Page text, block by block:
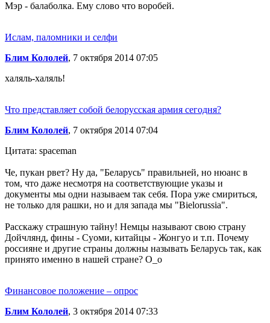
Мэр - балаболка. Ему слово что воробей.
Ислам, паломники и селфи
Блим Кололей, 7 октября 2014 07:05
халяль-халяль!
Что представляет собой белорусская армия сегодня?
Блим Кололей, 7 октября 2014 07:04
Цитата: spaceman
Че, пукан рвет? Ну да, "Беларусь" правильней, но нюанс в
том, что даже несмотря на соответствующие указы и
документы мы одни называем так себя. Пора уже смириться,
не только для рашки, но и для запада мы "Bielorussia".
Расскажу страшную тайну! Немцы называют свою страну
Дойчлянд, фины - Суоми, китайцы - Жонгуо и т.п. Почему
россияне и другие страны должны называть Беларусь так, как
принято именно в нашей стране? О_о
Финансовое положение – опрос
Блим Кололей, 3 октября 2014 07:33